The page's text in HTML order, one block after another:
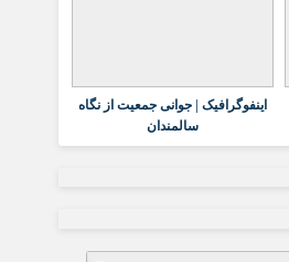
اینفوگرافیک | جوانی جمعیت از نگاه
سالمندان